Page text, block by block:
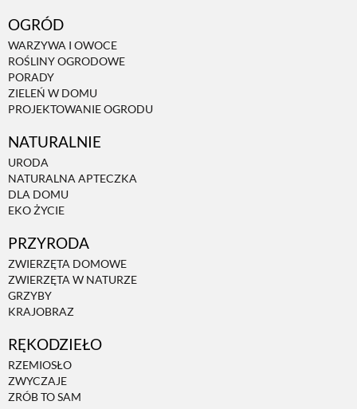
OGRÓD
WARZYWA I OWOCE
ROŚLINY OGRODOWE
PORADY
ZIELEŃ W DOMU
PROJEKTOWANIE OGRODU
NATURALNIE
URODA
NATURALNA APTECZKA
DLA DOMU
EKO ŻYCIE
PRZYRODA
ZWIERZĘTA DOMOWE
ZWIERZĘTA W NATURZE
GRZYBY
KRAJOBRAZ
RĘKODZIEŁO
RZEMIOSŁO
ZWYCZAJE
ZRÓB TO SAM